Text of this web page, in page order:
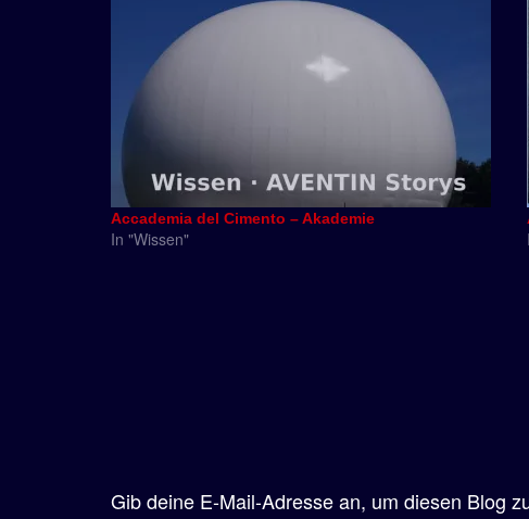
Accademia del Cimento – Akademie
In "Wissen"
Gib deine E-Mail-Adresse an, um diesen Blog